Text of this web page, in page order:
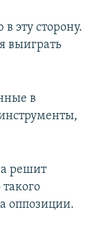
эту сторону.
выиграть
в
решит
оппозиции.